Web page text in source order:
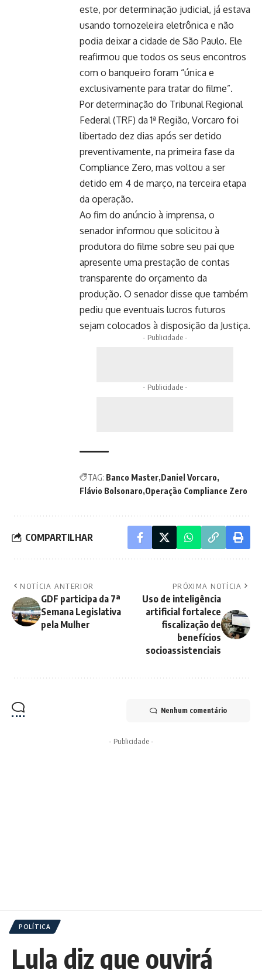
este, por determinação judicial, já estava
usando tornozeleira eletrônica e não
podia deixar a cidade de São Paulo. Ele
reafirmou que todos os seus encontros
com o banqueiro foram “única e
exclusivamente para tratar do filme”.
Por determinação do Tribunal Regional
Federal (TRF) da 1ª Região, Vorcaro foi
libertado dez dias após ser detido
preventivamente, na primeira fase da
Compliance Zero, mas voltou a ser
detido em 4 de março, na terceira etapa
da operação.
Ao fim do anúncio à imprensa, o
senador informou que solicitou à
produtora do filme sobre seu pai que
apresente uma prestação de contas
transparente do orçamento da
produção. O senador disse que também
pediu que eventuais lucros futuros
sejam colocados à disposição da Justiça.
- Publicidade -
- Publicidade -
TAG: Banco Master Daniel Vorcaro
Flávio Bolsonaro Operação Compliance Zero
COMPARTILHAR
NOTÍCIA ANTERIOR
GDF participa da 7ª
Semana Legislativa
pela Mulher
PRÓXIMA NOTÍCIA
Uso de inteligência
artificial fortalece
fiscalização de
benefícios
socioassistenciais
Nenhum comentário
- Publicidade -
POLÍTICA
Lula diz que ouvirá